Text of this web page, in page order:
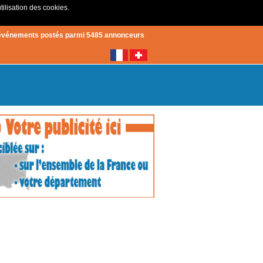
des cookies.Créer un compte
postés parmi 5485 annonceurs